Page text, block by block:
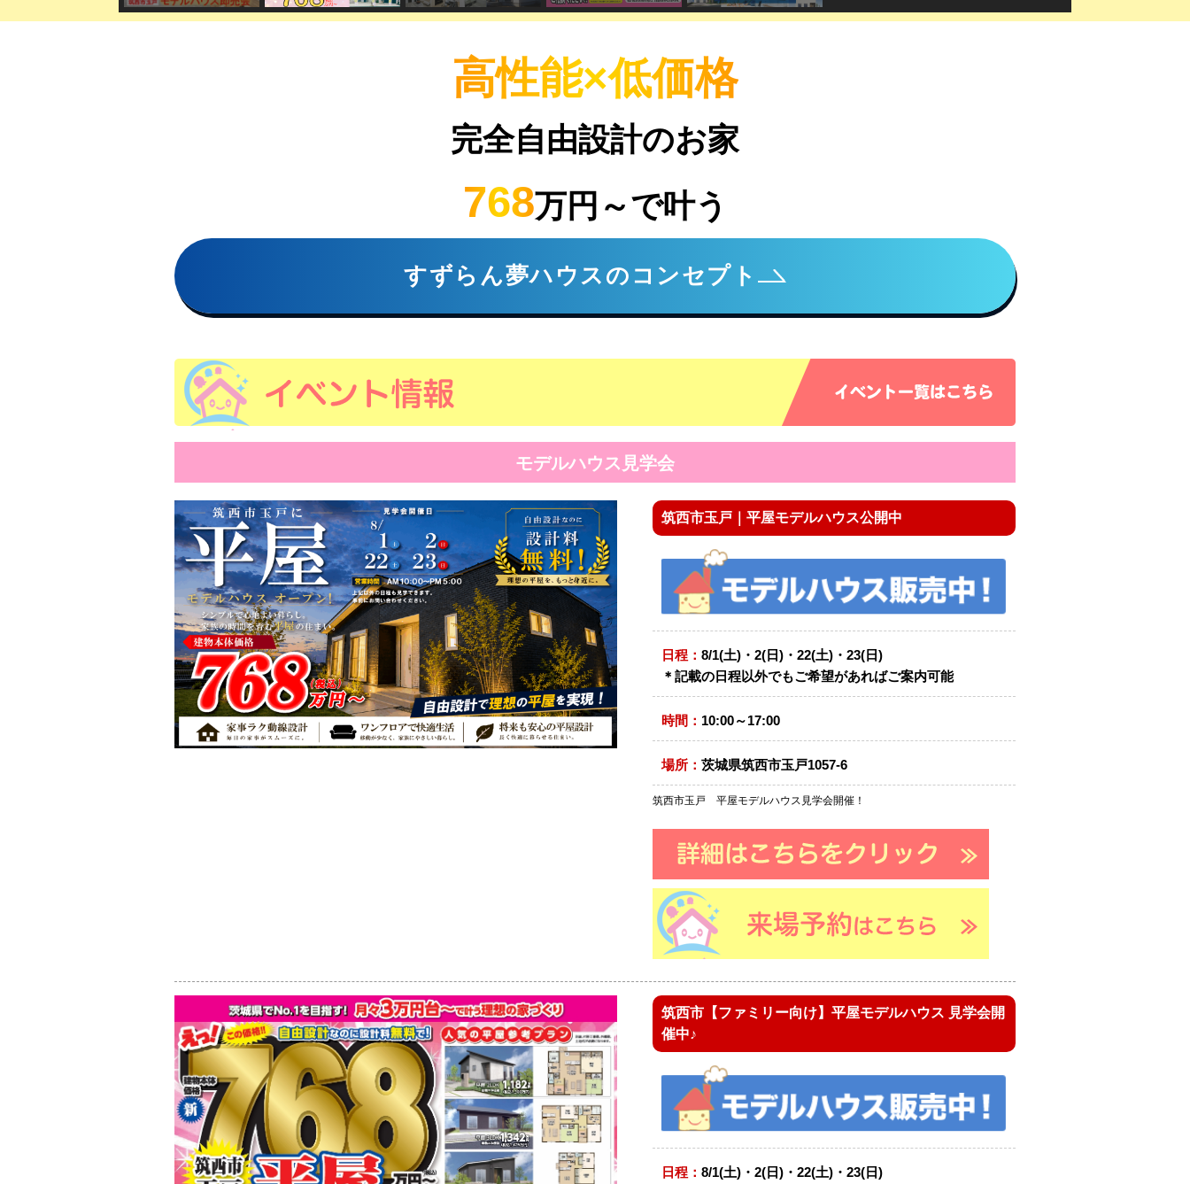
高性能×低価格
完全自由設計のお家
768万円～で叶う
すずらん夢ハウスのコンセプト
モデルハウス見学会
筑西市玉戸｜平屋モデルハウス公開中
日程： 8/1(土)・2(日)・22(土)・23(日)
＊記載の日程以外でもご希望があればご案内可能
時間： 10:00～17:00
場所： 茨城県筑西市玉戸1057-6
筑西市玉戸 平屋モデルハウス見学会開催！
筑西市【ファミリー向け】平屋モデルハウス 見学会開
催中♪
日程： 8/1(土)・2(日)・22(土)・23(日)